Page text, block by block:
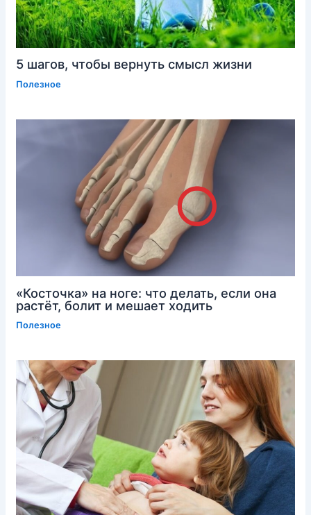
5 шагов, чтобы вернуть смысл жизни
Полезное
«Косточка» на ноге: что делать, если она
растёт, болит и мешает ходить
Полезное